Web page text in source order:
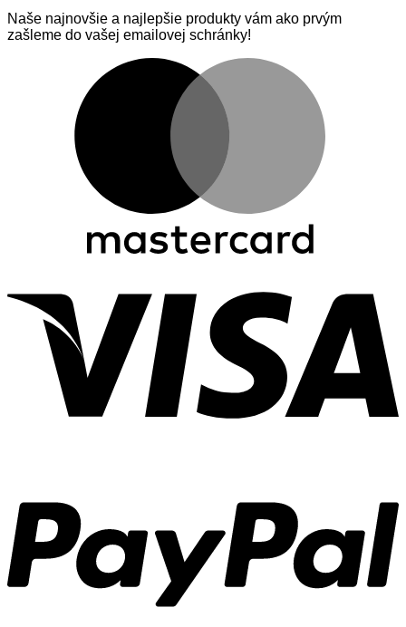
Naše najnovšie a najlepšie produkty vám ako prvým
zašleme do vašej emailovej schránky!